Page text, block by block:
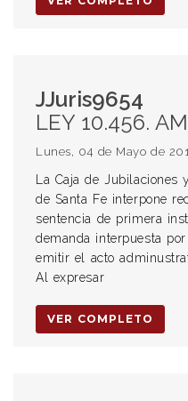
JJuris9654
LEY 10.456. AMPARO POR MORA. AGOTAMIENTO DE
Lunes, 04 de Mayo de
La Caja de Jubilaciones
de Santa Fe interpone
sentencia de primera
demanda interpuesta
emitir el acto
Al expresar
VER COMPLETO